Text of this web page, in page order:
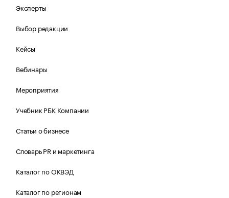
Эксперты
Выбор редакции
Кейсы
Вебинары
Мероприятия
Учебник РБК Компании
Статьи о бизнесе
Словарь PR и маркетинга
Каталог по ОКВЭД
Каталог по регионам